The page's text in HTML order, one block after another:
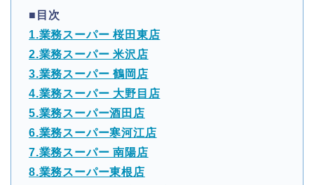
■目次
1.業務スーパー 桜田東店
2.業務スーパー 米沢店
3.業務スーパー 鶴岡店
4.業務スーパー 大野目店
5.業務スーパー酒田店
6.業務スーパー寒河江店
7.業務スーパー 南陽店
8.業務スーパー東根店